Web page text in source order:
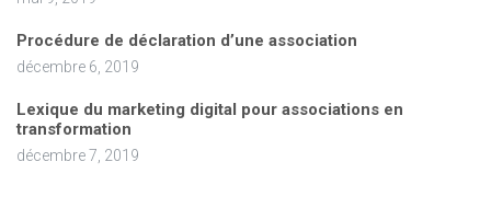
Procédure de déclaration d’une association
décembre 6, 2019
Lexique du marketing digital pour associations en
transformation
décembre 7, 2019